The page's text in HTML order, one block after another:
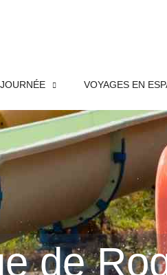
VOYAGES EN
de